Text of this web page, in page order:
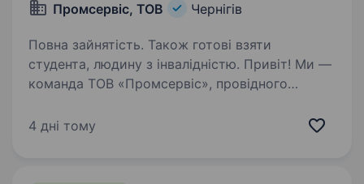
Промсервіс, ТОВ Чернігів
Повна зайнятість. Також готові взяти
студента, людину з інвалідністю. Привіт! Ми —
команда ТОВ «Промсервіс», провідного
металообробки та виробництва прес-форм.
4 дні тому